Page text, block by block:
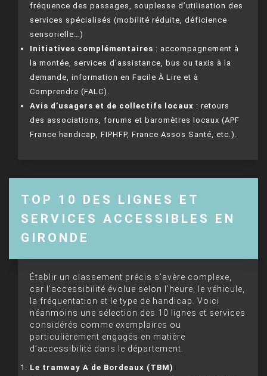
fréquence des passages, souplesse d’utilisation des
services spécialisés (mobilité réduite, déficience
sensorielle…)
Initiatives complémentaires : accompagnement à
la montée, services d’assistance, bus ou taxis à la
demande, information en Facile À Lire et à
Comprendre (FALC).
Avis d’usagers et de collectifs locaux : retours
des associations, forums et baromètres locaux (APF
France handicap, FIPHFP, France Assos Santé, etc.).
TOP 10 DES LIGNES ET
SERVICES ACCESSIBLES EN
GIRONDE
Établir un classement précis s’avère complexe,
car l’accessibilité évolue selon l’heure, le véhicule,
la fréquentation et le type de handicap. Voici
néanmoins une sélection des 10 lignes et services
considérés comme exemplaires ou
particulièrement engagés en matière
d’accessibilité dans le département.
Le tramway A de Bordeaux (TBM)